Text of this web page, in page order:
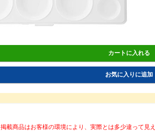
カートに入れる
お気に入りに追加
掲載商品はお客様の環境により、実際とは多少違って見